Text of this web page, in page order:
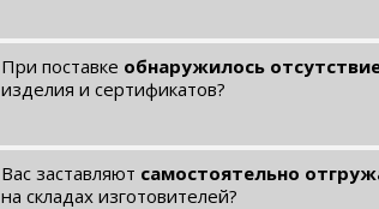
При поставке обнаружилось
изделия и сертификатов?
Вас заставляют самостоятельно
на складах изготовителей?